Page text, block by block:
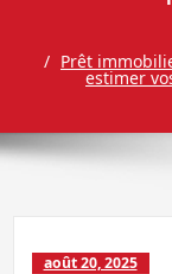
Prêt
estimer
août 20, 2025